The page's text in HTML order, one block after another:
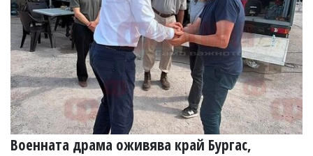
Военната драма оживява край Бургас,